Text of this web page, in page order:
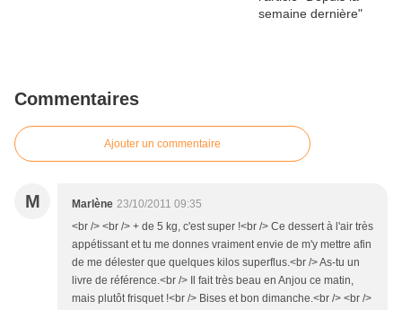
Commentaires
Ajouter un commentaire
M Marlène 23/10/2011 09:35
<br /> <br /> + de 5 kg, c'est super !<br /> Ce dessert à l'air très
appétissant et tu me donnes vraiment envie de m'y mettre afin
de me délester que quelques kilos superflus.<br /> As-tu un
livre de référence.<br /> Il fait très beau en Anjou ce matin,
mais plutôt frisquet !<br /> Bises et bon dimanche.<br /> <br />